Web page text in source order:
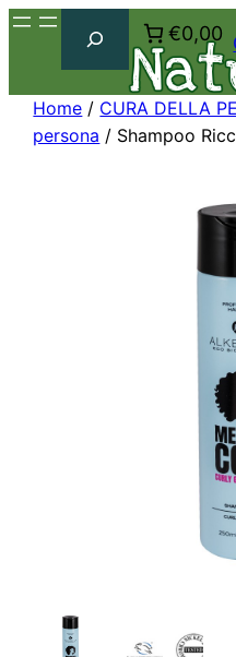
€0,00
Home / CURA DELLA
persona / Shampoo